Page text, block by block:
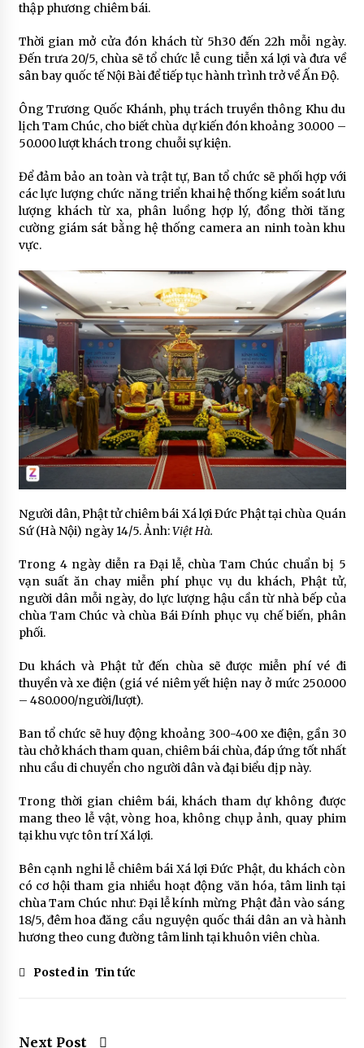
thập phương chiêm bái.
Thời gian mở cửa đón khách từ 5h30 đến 22h mỗi ngày.
Đến trưa 20/5, chùa sẽ tổ chức lễ cung tiễn xá lợi và đưa về
sân bay quốc tế Nội Bài để tiếp tục hành trình trở về Ấn Độ.
Ông Trương Quốc Khánh, phụ trách truyền thông Khu du
lịch Tam Chúc, cho biết chùa dự kiến đón khoảng 30.000 –
50.000 lượt khách trong chuỗi sự kiện.
Để đảm bảo an toàn và trật tự, Ban tổ chức sẽ phối hợp với
các lực lượng chức năng triển khai hệ thống kiểm soát lưu
lượng khách từ xa, phân luồng hợp lý, đồng thời tăng
cường giám sát bằng hệ thống camera an ninh toàn khu
vực.
Người dân, Phật tử chiêm bái Xá lợi Đức Phật tại chùa Quán
Sứ (Hà Nội) ngày 14/5. Ảnh:Việt Hà.
Trong 4 ngày diễn ra Đại lễ, chùa Tam Chúc chuẩn bị 5
vạn suất ăn chay miễn phí phục vụ du khách, Phật tử,
người dân mỗi ngày, do lực lượng hậu cần từ nhà bếp của
chùa Tam Chúc và chùa Bái Đính phục vụ chế biến, phân
phối.
Du khách và Phật tử đến chùa sẽ được miễn phí vé đi
thuyền và xe điện (giá vé niêm yết hiện nay ở mức 250.000
– 480.000/người/lượt).
Ban tổ chức sẽ huy động khoảng 300-400 xe điện, gần 30
tàu chở khách tham quan, chiêm bái chùa, đáp ứng tốt nhất
nhu cầu di chuyển cho người dân và đại biểu dịp này.
Trong thời gian chiêm bái, khách tham dự không được
mang theo lễ vật, vòng hoa, không chụp ảnh, quay phim
tại khu vực tôn trí Xá lợi.
Bên cạnh nghi lễ chiêm bái Xá lợi Đức Phật, du khách còn
có cơ hội tham gia nhiều hoạt động văn hóa, tâm linh tại
chùa Tam Chúc như: Đại lễ kính mừng Phật đản vào sáng
18/5, đêm hoa đăng cầu nguyện quốc thái dân an và hành
hương theo cung đường tâm linh tại khuôn viên chùa.
Posted in Tin tức
Next Post